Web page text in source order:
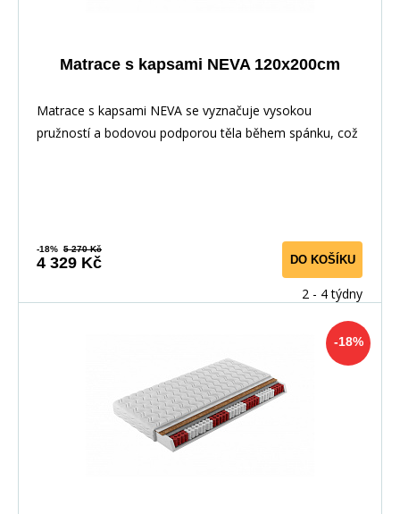
Matrace s kapsami NEVA 120x200cm
Matrace s kapsami NEVA se vyznačuje vysokou
pružností a bodovou podporou těla během spánku, což
-18% 5 270 Kč
4 329 Kč DO KOŠÍKU
2 - 4 týdny
-18%